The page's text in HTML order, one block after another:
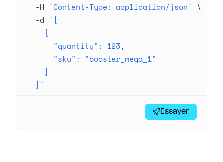
  -H
'Content-Type: application/json'
\
  -d
'[
    {
      "quantity": 123,
      "sku": "booster_mega_1"
    }
  ]'
Essayer